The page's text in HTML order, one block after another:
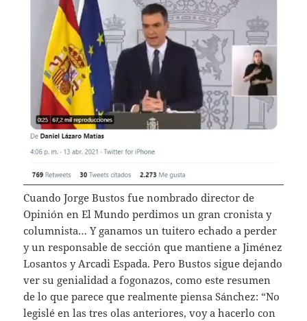
Cuando Jorge Bustos fue nombrado director de
Opinión en El Mundo perdimos un gran cronista y
columnista… Y ganamos un tuitero echado a perder
y un responsable de sección que mantiene a Jiménez
Losantos y Arcadi Espada. Pero Bustos sigue dejando
ver su genialidad a fogonazos, como este resumen
de lo que parece que realmente piensa Sánchez: “No
legislé en las tres olas anteriores, voy a hacerlo con